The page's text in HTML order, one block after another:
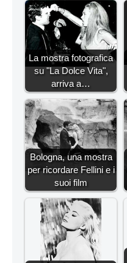
La mostra fotografica
su "La Dolce Vita",
arriva a…
Bologna, una mostra
per ricordare Fellini e i
suoi film